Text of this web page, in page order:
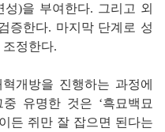
)을 부여한다. 그리고 외
증한다. 마지막 단계로 성
정한다.
개방을 진행하는 과정에
유명한 것은 ‘흑묘백묘
든 쥐만 잘 잡으면 된다는